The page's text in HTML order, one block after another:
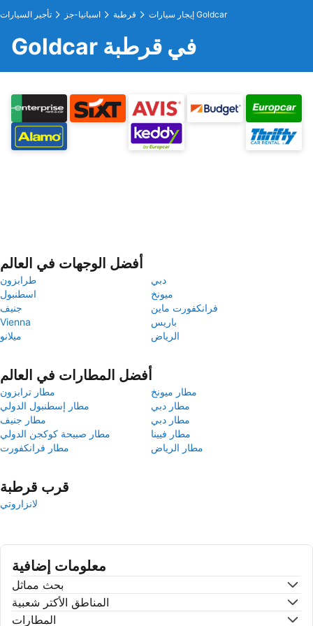
تأجير السيارات اسبانيا-جز قرطبة إيجار سيارات Goldcar
Goldcar في قرطبة
أفضل الوجهات في العالم
طرابزون
دبي
اسطنبول
ميونخ
جنيف
فرانكفورت ماين
Vienna
باريس
ميلانو
الرياض
أفضل المطارات في العالم
مطار ترابزون
مطار ميونخ
مطار إسطنبول الدولي
مطار دبي
مطار جنيف
مطار دبي
مطار صبيحة كوكجن الدولي
مطار فيينا
مطار فرانكفورت
مطار الرياض
قرب قرطبة
لانزاروتي
معلومات إضافية
بحث مماثل
المناطق الأكتر شعبية
المطارات